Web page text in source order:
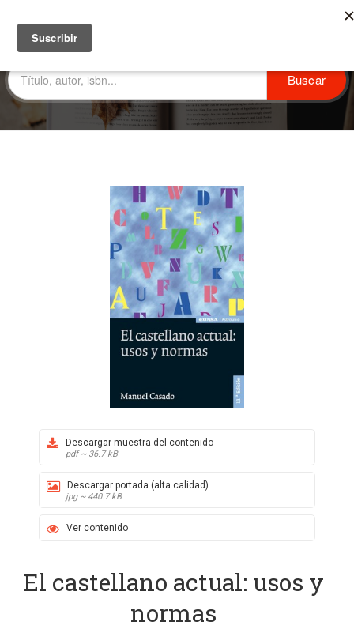
Descargar muestra del contenido
pdf ~ 36.7 kB
Descargar portada (alta calidad)
jpg ~ 440.7 kB
Ver contenido
El castellano actual: usos y
normas